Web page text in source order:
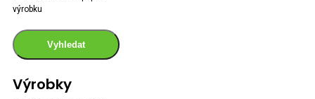
výrobku
Vyhledat
Výrobky